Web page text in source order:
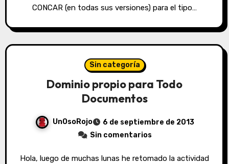
CONCAR (en todas sus versiones) para el tipo…
Sin categoría
Dominio propio para Todo
Documentos
UnOsoRojo
6 de septiembre de 2013
Sin comentarios
Hola, luego de muchas lunas he retomado la actividad